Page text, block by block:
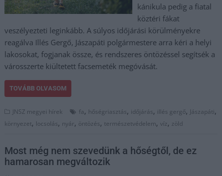
kánikula pedig a fiatal
köztéri fákat
veszélyezteti leginkább. A súlyos időjárási körülményekre
reagálva Illés Gergő, Jászapáti polgármestere arra kéri a helyi
lakosokat, fogjanak össze, és rendszeres öntözéssel segítsék a
városszerte kiültetett facsemeték megóvását.
TOVÁBB OLVASOM
JNSZ megyei hírek fa, hőségriasztás, időjárás, illés gergő, Jászapáti,
környezet, locsolás, nyár, öntözés, természetvédelem,víz, zöld
Most még nem szevedünk a hőségtől, de ez
hamarosan megváltozik